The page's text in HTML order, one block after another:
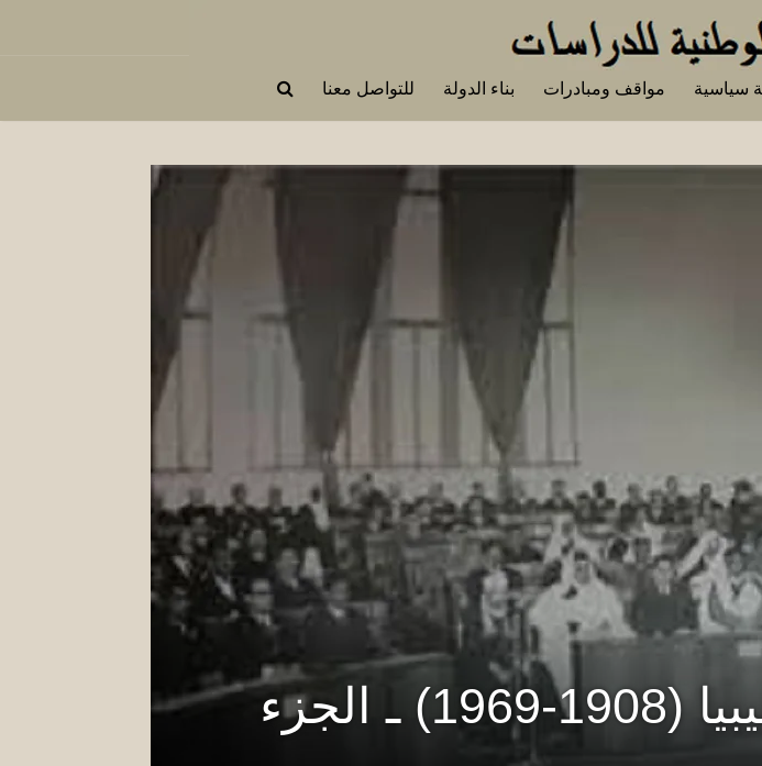
سياسية مواقف ومبادرات بناء الدولة للتواصل معنا
التجربة البرلمانية في ليبيا (1908-1969) ـ الجزء